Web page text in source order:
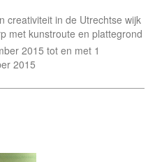
creativiteit in de Utrechtse wijk
met kunstroute en plattegrond
2015 tot en met 1
2015